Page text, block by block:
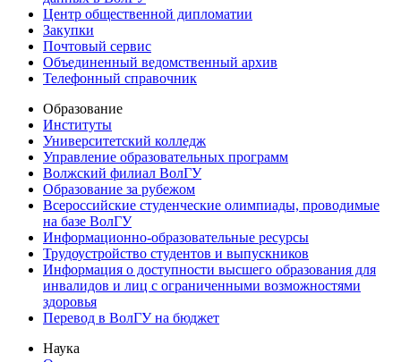
Центр общественной дипломатии
Закупки
Почтовый сервис
Объединенный ведомственный архив
Телефонный справочник
Образование
Институты
Университетский колледж
Управление образовательных программ
Волжский филиал ВолГУ
Образование за рубежом
Всероссийские студенческие олимпиады, проводимые
на базе ВолГУ
Информационно-образовательные ресурсы
Трудоустройство студентов и выпускников
Информация о доступности высшего образования для
инвалидов и лиц с ограниченными возможностями
здоровья
Перевод в ВолГУ на бюджет
Наука